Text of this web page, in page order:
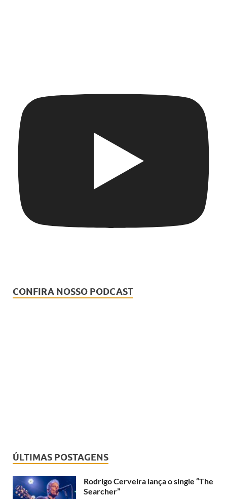
CONFIRA NOSSO PODCAST
ÚLTIMAS POSTAGENS
Rodrigo Cerveira lança o single “The
Searcher”